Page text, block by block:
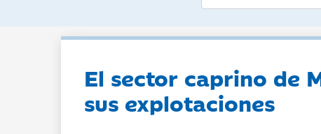
El sector caprino de
sus explotaciones